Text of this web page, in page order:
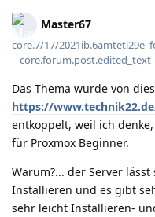
Master67
core.7/17/
core.forum.post.edited_text
Das Thema wurde von
https://
entkoppelt, weil ich
für Proxmox Beginner.
Warum?... der Server
Installieren und es gibt
sehr leicht Installieren-